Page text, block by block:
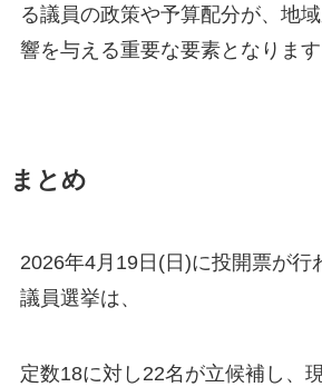
る議員の政策や予算配分が、地
響を与える重要な要素となります
まとめ
2026年4月19日(日)に投開票が行
議員選挙は、
定数18に対し22名が立候補し、